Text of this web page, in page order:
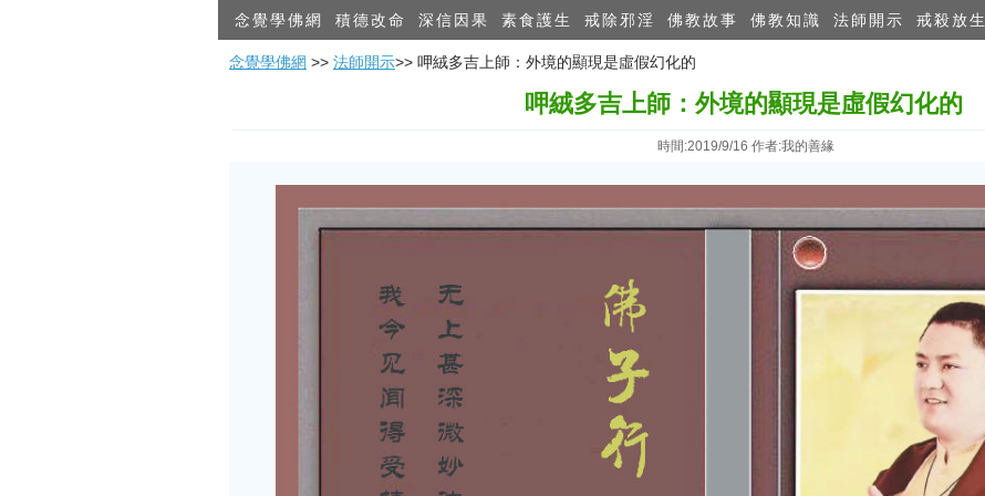
念覺學佛網 積德改命 深信因果 素食護生 戒除邪淫 佛教故事 佛教知識 法師開示 戒殺放生
念覺學佛網 >> 法師開示>> 呷絨多吉上師：外境的顯現是虛假幻化的
呷絨多吉上師：外境的顯現是虛假幻化的
時間:2019/9/16 作者:我的善緣